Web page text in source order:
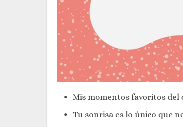
Mis momentos favoritos del
Tu sonrisa es lo único que